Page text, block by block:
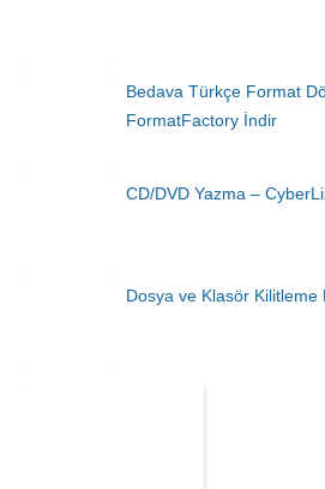
Bedava Türkçe Format
FormatFactory İndir
CD/DVD Yazma –
Dosya ve Klasör Kilitleme